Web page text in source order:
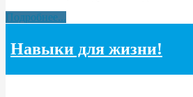
Подробнее...
Навыки для жизни!